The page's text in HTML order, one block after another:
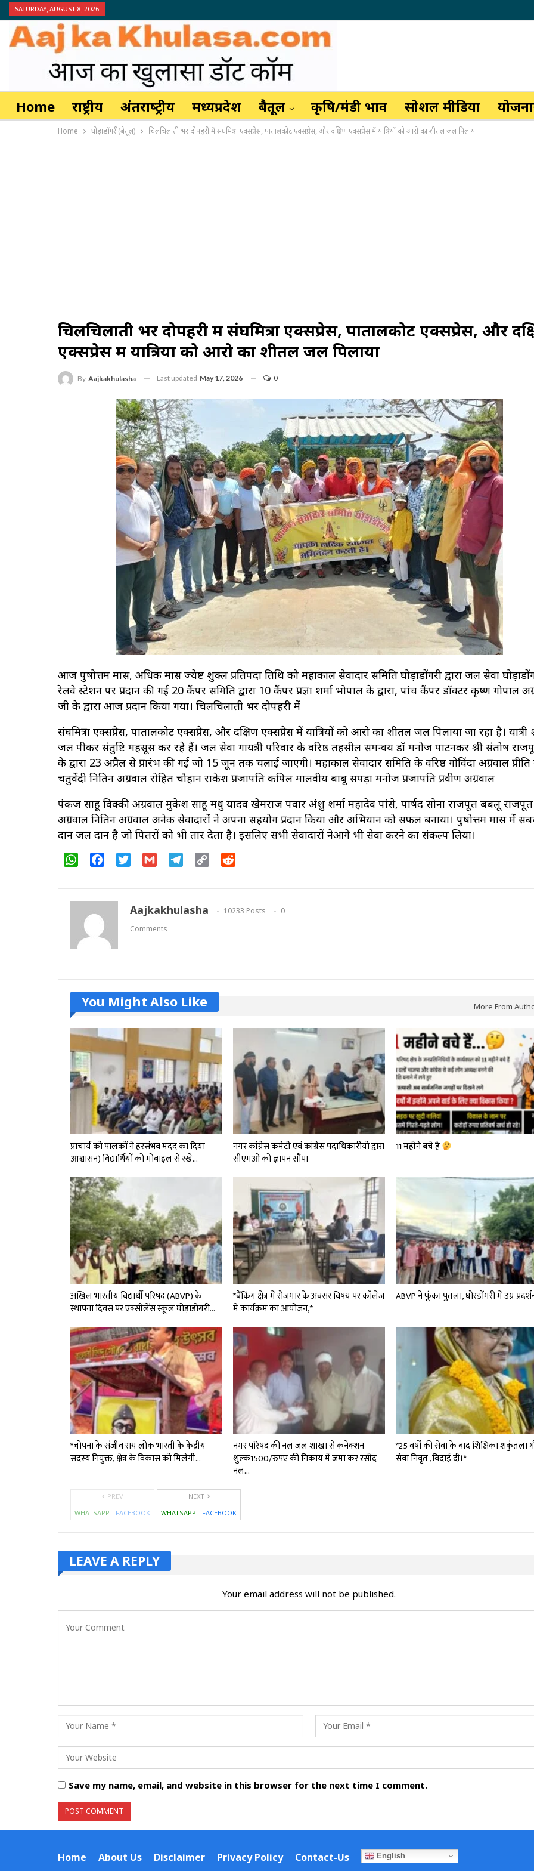
SATURDAY, AUGUST 8, 2026
Home राष्ट्रीय अंतर्राष्‍ट्रीय मध्यप्रदेश बैतूल कृषि/मंडी भाव सोशल मीडिया
Home घोड़ाडोंगरी(बैतूल) चिलचिलाती भर दोपहरी में संघमित्रा एक्सप्रेस, पातालकोट एक्सप्रेस, और दक्षिण एक्सप्रेस में यात्रियों को आरो का शीतल जल पिलाया
चिलचिलाती भर दोपहरी में संघमित्रा एक्सप्रेस, पातालकोट एक्सप्रेस, और
एक्सप्रेस में यात्रियों को आरो का शीतल जल पिलाया
By Aajkakhulasha Last updated May 17, 2026 0
आज पुरुषोत्तम मास, अधिक मास ज्येष्ट शुक्ल प्रतिपदा तिथि को महाकाल सेवादार समिति घोड़ाडोंगरी द्वारा जल सेवा
रेलवे स्टेशन पर प्रदान की गई 20 कैंपर समिति द्वारा 10 कैंपर प्रज्ञा शर्मा भोपाल के द्वारा, पांच कैंपर डॉक्टर कृष्ण गोपाल
जी के द्वारा आज प्रदान किया गया। चिलचिलाती भर दोपहरी में
संघमित्रा एक्सप्रेस, पातालकोट एक्सप्रेस, और दक्षिण एक्सप्रेस में यात्रियों को आरो का शीतल जल पिलाया जा रहा है। यात्री
जल पीकर संतुष्टि महसूस कर रहे हैं। जल सेवा गायत्री परिवार के वरिष्ठ तहसील समन्वय डॉ मनोज पाटनकर श्री संतोष
के द्वारा 23 अप्रैल से प्रारंभ की गई जो 15 जून तक चलाई जाएगी। महाकाल सेवादार समिति के वरिष्ठ गोविंदा अग्रवाल प्रीति
चतुर्वेदी नितिन अग्रवाल रोहित चौहान राकेश प्रजापति कपिल मालवीय बाबू सपड़ा मनोज प्रजापति प्रवीण अग्रवाल
पंकज साहू विक्की अग्रवाल मुकेश साहू मधु यादव खेमराज पवार अंशु शर्मा महादेव पांसे, पार्षद सोना राजपूत बबलू राजपूत
अग्रवाल नितिन अग्रवाल अनेक सेवादारों ने अपना सहयोग प्रदान किया और अभियान को सफल बनाया। पुरुषोत्तम मास में
दान जल दान है जो पितरों को भी तार देता है। इसलिए सभी सेवादारों नेआगे भी सेवा करने का संकल्प लिया।
WhatsAppFacebookTwitter Gmail Telegram
Copy
Aajkakhulasha 10233 Posts
0
Comments
You Might Also Like More From
प्राचार्य को पालकों ने हरसंभव मदद का दिया
आश्वासन) विद्यार्थियों को मोबाइल से रखे…
नगर कांग्रेस कमेटी एवं कांग्रेस पदाधिकारीयो द्वारा
सीएमओ को ज्ञापन सौंपा
11 महीने बचे हैं
अखिल भारतीय विद्यार्थी परिषद (ABVP) के
स्थापना दिवस पर एक्सीलेंस स्कूल घोड़ाडोंगरी…
*बैंकिंग क्षेत्र में रोजगार के अवसर विषय पर कॉलेज
में कार्यक्रम का आयोजन,*
ABVP ने फूंका पुतला, घोरडोंगरी में उग्र
*चोपना के संजीव राय लोक भारती के केंद्रीय
सदस्य नियुक्त, क्षेत्र के विकास को मिलेगी…
नगर परिषद की नल जल शाखा से कनेक्शन
शुल्क₹1500/रुपए की निकाय में जमा कर रसीद
नल…
*25 वर्षों की सेवा के बाद शिक्षिका शकुंतला
सेवा निवृत ,विदाई दी।*
PREV
WHATSAPP
FACEBOOK
NEXT
WHATSAPP
FACEBOOK
LEAVE A REPLY
Your email address will not be published.
Save my name, email, and website in this browser for the next time I comment.
Home About Us Disclaimer Privacy Policy Contact-Us English